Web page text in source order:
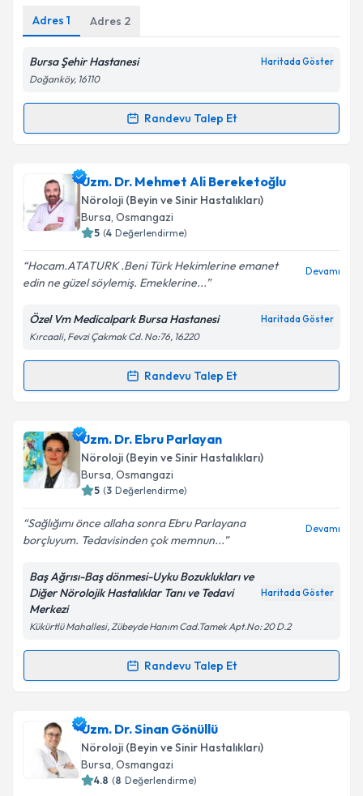
Metni'ni okudum ve kişisel verilerimin belirtilen
kapsamda işlenmesini kabul ediyorum.
Takvim Talebini Gönder
Adres 1 Adres 2
Bursa Şehir Hastanesi Haritada Göster
Doğanköy, 16110
Randevu Talep Et
Randevu Takvimi Talebi
Uzm. Dr. Deniz Kamacı Şeneriçin randevu takvimi
talebi oluşturun. Size bu uzmandan randevu almanız
için bir takvim hazırlandığında e-posta ile
bilgilendireceğiz.
E-posta Adresiniz
Kişisel verilerimin işlenmesine ilişkin
Metni'ni okudum ve kişisel verilerimin belirtilen
kapsamda işlenmesini kabul ediyorum.
Uzm. Dr. Mehmet Ali Bereketoğlu
Nöroloji (Beyin ve Sinir Hastalıkları)
Bursa, Osmangazi
5 (4 Değerlendirme)
Hocam.ATATURK .Beni Türk Hekimlerine emanet
edin ne güzel söylemiş. Emeklerine...
Devamı
Özel Vm Medicalpark Bursa Hastanesi Haritada Göster
Kırcaali, Fevzi Çakmak Cd. No:76, 16220
Randevu Talep Et
Randevu Takvimi Talebi
Uzm. Dr. Mehmet Ali Bereketoğlu
takvimi talebi oluşturun. Size bu uzmandan randevu
almanız için bir takvim hazırlandığında e-posta ile
bilgilendireceğiz.
E-posta Adresiniz
Kişisel verilerimin işlenmesine ilişkin
Aydınlatma
kapsamda işlenmesini kabul ediyorum.
Takvim Talebini Gönder
Uzm. Dr. Ebru Parlayan
Nöroloji (Beyin ve Sinir Hastalıkları)
Bursa, Osmangazi
5 (3 Değerlendirme)
Sağlığımı önce allaha sonra Ebru Parlayana
borçluyum. Tedavisinden çok memnun...
Devamı
Baş Ağrısı-Baş dönmesi-Uyku Bozuklukları ve
Diğer Nörolojik Hastalıklar Tanı ve Tedavi
Merkezi
Haritada Göster
Kükürtlü Mahallesi, Zübeyde Hanım Cad.Tamek Apt.No: 20 D.2
Randevu Talep Et
Randevu Takvimi Talebi
Uzm. Dr. Ebru Parlayaniçin randevu takvimi talebi
oluşturun. Size bu uzmandan randevu almanız için bir
takvim hazırlandığında e-posta ile bilgilendireceğiz.
Uzm. Dr. Sinan Gönüllü
Nöroloji (Beyin ve Sinir Hastalıkları)
Bursa, Osmangazi
4.8 (8 Değerlendirme)